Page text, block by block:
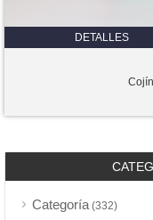
DETALLES
Categoría(332)